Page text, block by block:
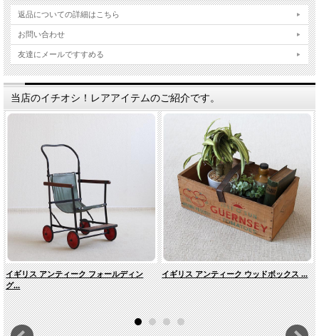
返品についての詳細はこちら
お問い合わせ
友達にメールですすめる
当店のイチオシ！レアアイテムのご紹介です。
イギリス アンティーク フォールディン
グ...
イギリス アンティーク ウッドボックス ...